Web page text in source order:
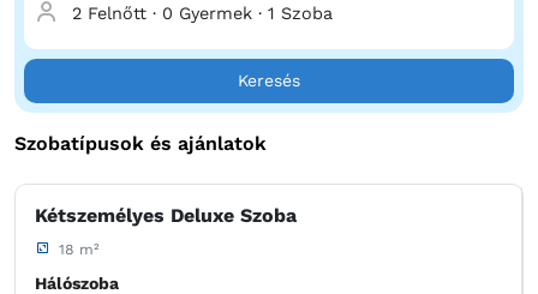
2 Felnőtt · 0 Gyermek · 1 Szoba
Keresés
Szobatípusok és ajánlatok
Kétszemélyes Deluxe Szoba
18 m²
Hálószoba